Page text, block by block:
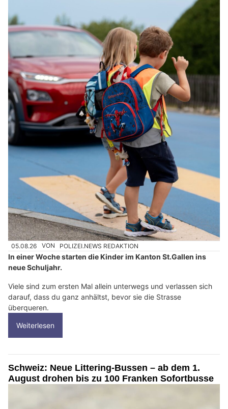
05.08.26 VON POLIZEI.NEWS REDAKTION
In einer Woche starten die Kinder im Kanton St.Gallen ins
neue Schuljahr.
Viele sind zum ersten Mal allein unterwegs und verlassen sich
darauf, dass du ganz anhältst, bevor sie die Strasse
überqueren.
Weiterlesen
Schweiz: Neue Littering-Bussen – ab dem 1.
August drohen bis zu 100 Franken Sofortbusse